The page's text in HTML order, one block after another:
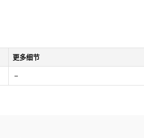
更多细节
–